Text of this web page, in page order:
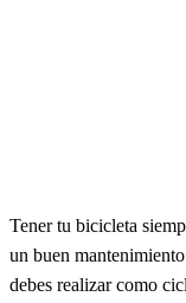
Tener tu bicicleta
un buen
debes realizar como